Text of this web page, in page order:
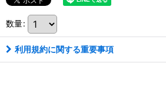
数量:
利用規約に関する重要事項